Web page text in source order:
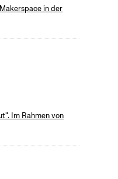
in der
Im Rahmen von